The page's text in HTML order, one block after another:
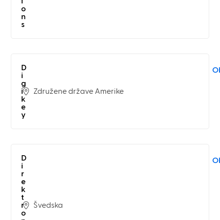
o
n
s
D
i
g
i
k
e
y
Združene države Amerike
D
i
r
e
k
t
r
o
Švedska